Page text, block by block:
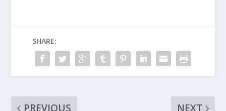
SHARE:
PREVIOUS
NEXT